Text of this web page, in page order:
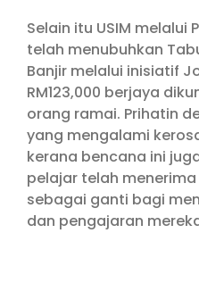
Selain itu USIM melalui
telah menubuhkan
Banjir melalui inisiatif
RM123,000 berjaya
orang ramai. Prihatin
yang mengalami
kerana bencana ini
pelajar telah
sebagai ganti bagi
dan pengajaran